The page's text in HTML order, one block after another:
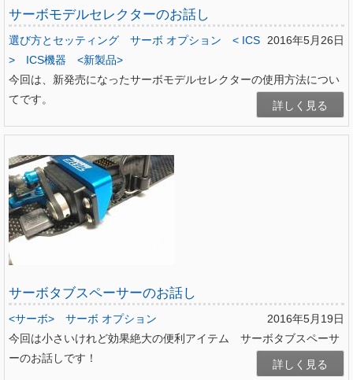
サーボモデルセレクターのお話し
2016年5月26日
選び方とセッティング サーボ オプション
< ICS
>
ICS機器
<新製品>
今回は、新発売になったサーボモデルセレクターの使用方法につい
てです。
詳しく見る
サーボタブスペーサーのお話し
2016年5月19日
<サーボ>
サーボ オプション
今回は小さいけれど効果絶大の便利アイテム サーボタブスペーサ
ーのお話しです！
詳しく見る